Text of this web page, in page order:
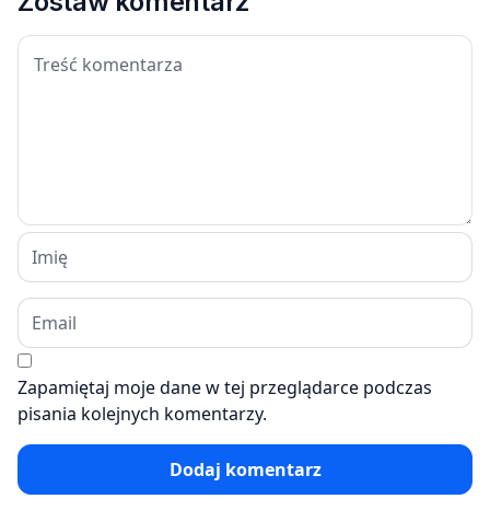
Zapamiętaj moje dane w tej przeglądarce podczas
pisania kolejnych komentarzy.
Dodaj komentarz